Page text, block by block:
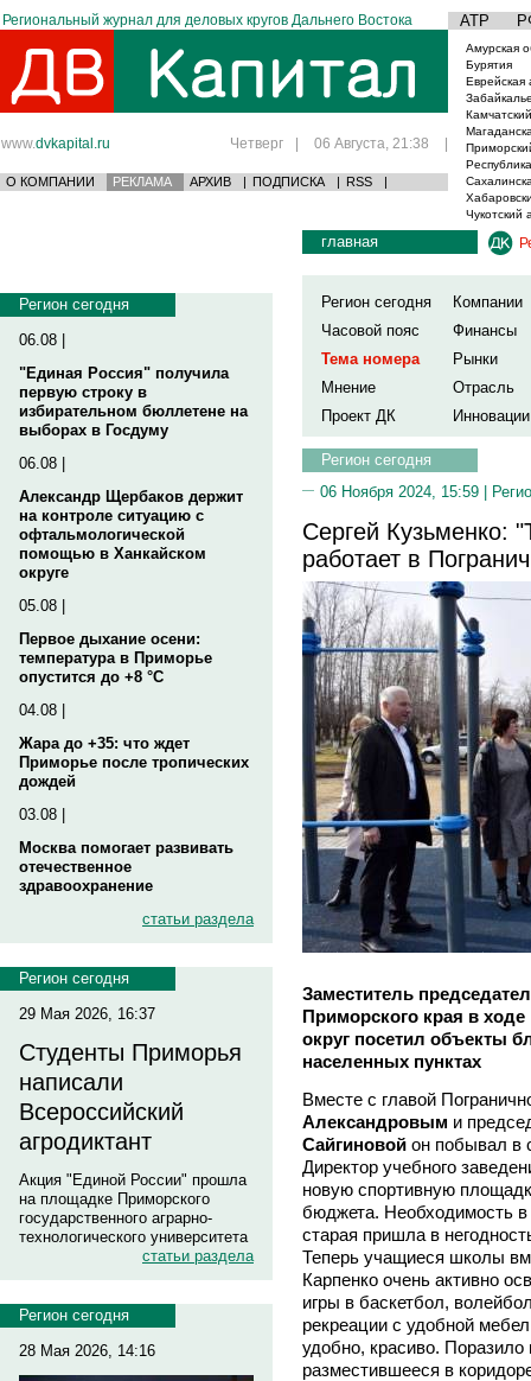
Региональный журнал для деловых кругов Дальнего Востока АТР
www.dvkapital.ru Четверг | 06 Августа, 21:38 |
О КОМПАНИИ РЕКЛАМА АРХИВ | ПОДПИСКА | RSS |
Амурская
Бурятия
Еврейская
Чукотский
Регион сегодня
06.08 |
"Единая Россия" получила
первую строку в
избирательном бюллетене на
выборах в Госдуму
06.08 |
Александр Щербаков держит
на контроле ситуацию с
офтальмологической
помощью в Ханкайском
округе
05.08 |
Первое дыхание осени:
температура в Приморье
опустится до +8 °C
04.08 |
Жара до +35: что ждет
Приморье после тропических
дождей
03.08 |
Москва помогает развивать
отечественное
здравоохранение
статьи раздела
Регион сегодня
29 Мая 2026, 16:37
Студенты Приморья
написали
Всероссийский
агродиктант
Акция "Единой России" прошла
на площадке Приморского
государственного аграрно-
технологического университета
статьи раздела
Регион сегодня
28 Мая 2026, 14:16
главная
Регион сегодня
Компании
Часовой пояс
Финансы
Тема номера
Рынки
Мнение
Отрасль
Проект ДК
Инновации
Регион сегодня
06 Ноября 2024, 15:59 |
Сергей Кузьменко:
работает в
Заместитель
Приморского края в
округ посетил объекты
населенных пунктах
Вместе с главой
Александровым и
Сайгиновой он побывал в
Директор учебного
новую спортивную
бюджета. Необходимость в
старая пришла в
Теперь учащиеся школы
Карпенко очень активно
игры в баскетбол,
рекреации с удобной
удобно, красиво. Поразило
разместившееся в